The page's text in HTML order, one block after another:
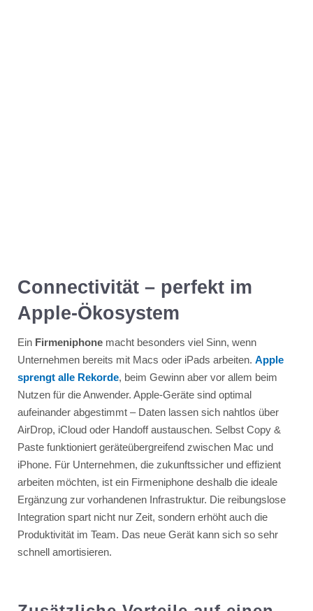
Connectivität – perfekt im
Apple-Ökosystem
Ein Firmeniphonemacht besonders viel Sinn, wenn
Unternehmen bereits mit Macs oder iPads arbeiten. Apple
sprengt alle Rekorde, beim Gewinn aber vor allem beim
Nutzen für die Anwender. Apple-Geräte sind optimal
aufeinander abgestimmt – Daten lassen sich nahtlos über
AirDrop, iCloud oder Handoff austauschen. Selbst Copy &
Paste funktioniert geräteübergreifend zwischen Mac und
iPhone. Für Unternehmen, die zukunftssicher und effizient
arbeiten möchten, ist ein Firmeniphone deshalb die ideale
Ergänzung zur vorhandenen Infrastruktur. Die reibungslose
Integration spart nicht nur Zeit, sondern erhöht auch die
Produktivität im Team. Das neue Gerät kann sich so sehr
schnell amortisieren.